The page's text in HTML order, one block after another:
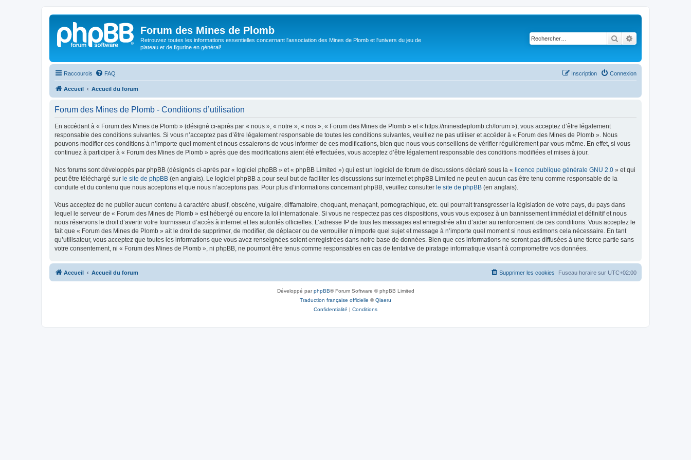
Forum des Mines de Plomb
Retrouvez toutes les informations essentielles concernant l'association des Mines de Plomb et l'univers du jeu de
plateau et de figurine en général!
Rechercher
Raccourcis FAQ Connexion
Inscription
Accueil Accueil du forum
Forum des Mines de Plomb - Conditions d’utilisation
En accédant à « Forum des Mines de Plomb » (désigné ci-après par « nous », « notre », « nos », « Forum des Mines de Plomb » et « https://minesdeplomb.ch/forum »), vous acceptez d’être légalement
responsable des conditions suivantes. Si vous n’acceptez pas d’être légalement responsable de toutes les conditions suivantes, veuillez ne pas utiliser et accéder à « Forum des Mines de Plomb ». Nous
pouvons modifier ces conditions à n’importe quel moment et nous essaierons de vous informer de ces modifications, bien que nous vous conseillons de vérifier régulièrement par vous-même. En effet, si vous
continuez à participer à « Forum des Mines de Plomb » après que des modifications aient été effectuées, vous acceptez d’être légalement responsable des conditions modifiées et mises à jour.
Nos forums sont développés par phpBB (désignés ci-après par « logiciel phpBB » et « phpBB Limited ») qui est un logiciel de forum de discussions déclaré sous la « licence publique générale GNU 2.0 » et qui
peut être téléchargé sur le site de phpBB (en anglais). Le logiciel phpBB a pour seul but de faciliter les discussions sur internet et phpBB Limited ne peut en aucun cas être tenu comme responsable de la
conduite et du contenu que nous acceptons et que nous n’acceptons pas. Pour plus d’informations concernant phpBB, veuillez consulter le site de phpBB (en anglais).
Vous acceptez de ne publier aucun contenu à caractère abusif, obscène, vulgaire, diffamatoire, choquant, menaçant, pornographique, etc. qui pourrait transgresser la législation de votre pays, du pays dans
lequel le serveur de « Forum des Mines de Plomb » est hébergé ou encore la loi internationale. Si vous ne respectez pas ces dispositions, vous vous exposez à un bannissement immédiat et définitif et nous
nous réservons le droit d’avertir votre fournisseur d’accès à internet et les autorités officielles. L’adresse IP de tous les messages est enregistrée afin d’aider au renforcement de ces conditions. Vous acceptez le
fait que « Forum des Mines de Plomb » ait le droit de supprimer, de modifier, de déplacer ou de verrouiller n’importe quel sujet et message à n’importe quel moment si nous estimons cela nécessaire. En tant
qu’utilisateur, vous acceptez que toutes les informations que vous avez renseignées soient enregistrées dans notre base de données. Bien que ces informations ne seront pas diffusées à une tierce partie sans
votre consentement, ni « Forum des Mines de Plomb », ni phpBB, ne pourront être tenus comme responsables en cas de tentative de piratage informatique visant à compromettre vos données.
Accueil Accueil du forum Fuseau horaire sur UTC+02:00
Supprimer les cookies
Développé parphpBB® Forum Software © phpBB Limited
Traduction française officielle ©Qiaeru
Confidentialité | Conditions